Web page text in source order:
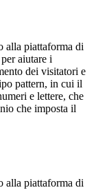
alla piattaforma di
aiutare i
dei visitatori e
pattern, in cui il
e lettere, che
che imposta il
alla piattaforma di